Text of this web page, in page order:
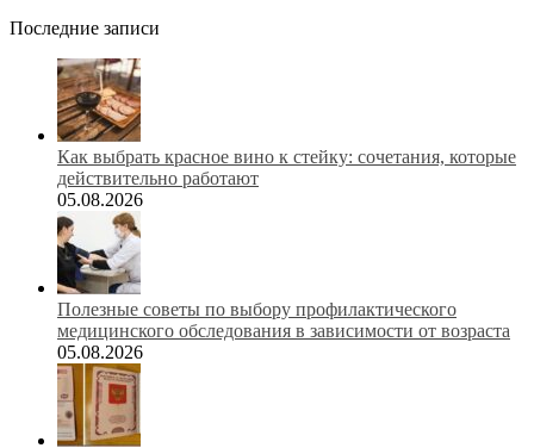
Последние записи
Как выбрать красное вино к стейку: сочетания, которые
действительно работают
05.08.2026
Полезные советы по выбору профилактического
медицинского обследования в зависимости от возраста
05.08.2026